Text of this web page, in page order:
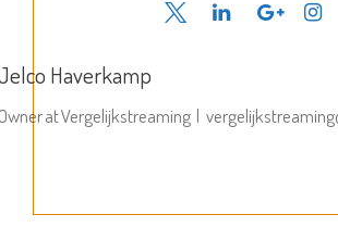
Haverkamp
atVergelijkstreaming |